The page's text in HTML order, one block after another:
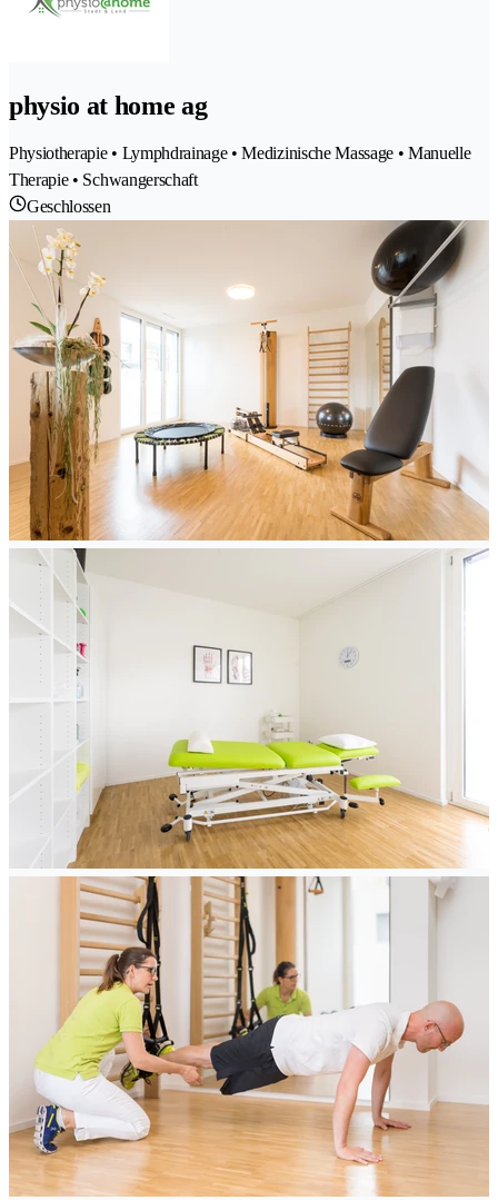
physio at home ag
Physiotherapie • Lymphdrainage • Medizinische Massage • Manuelle
Therapie • Schwangerschaft
Geschlossen